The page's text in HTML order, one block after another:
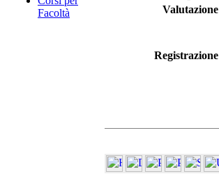
Facoltà
Valutazione
Registrazione